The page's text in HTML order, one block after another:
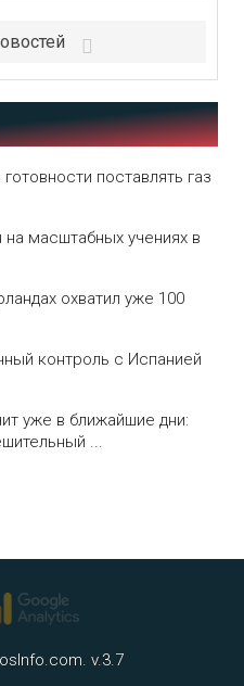
поставлять газ
масштабных учениях в
охватил уже 100
контроль с Испанией
уже в ближайшие дни:
...
v.3.7